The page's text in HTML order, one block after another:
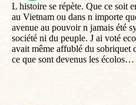
L histoire se répète. Que ce soit
au Vietnam ou dans n importe
avenue au pouvoir n jamais été
société ni du peuple. J ai voté
avait même affublé du sobriquet
ce que sont devenus les